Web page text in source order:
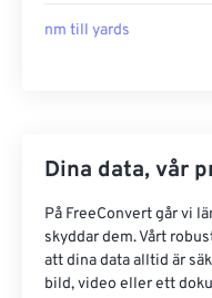
nm till yards
Dina data, vår
På FreeConvert går vi
skyddar dem. Vårt
att dina data alltid är
bild, video eller ett